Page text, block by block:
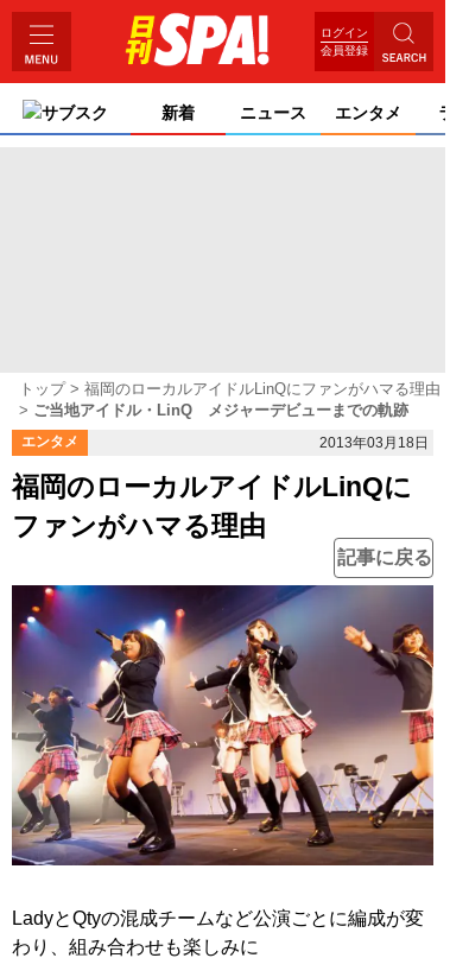
ログイン
会員登録
サブスク 新着 ニュース エンタメ
トップ
福岡のローカルアイドルLinQにファンがハマる理由
ご当地アイドル・LinQ メジャーデビューまでの軌跡
エンタメ 2013年03月18日
福岡のローカルアイドルLinQに
ファンがハマる理由
記事に戻る
LadyとQtyの混成チームなど公演ごとに編成が変
わり、組み合わせも楽しみに